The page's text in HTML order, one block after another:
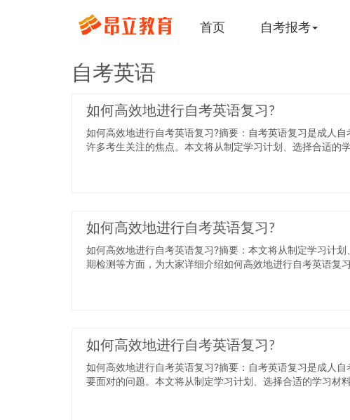
首页 自考报考
自考英语
如何高效地进行自考英语复习?
如何高效地进行自考英语复习?摘要：自考英语复习是成人
许多考生关注的焦点。本文将从制定学习计划、选择合适的
如何高效地进行自考英语复习?
如何高效地进行自考英语复习?摘要：本文将从制定学习计
期检测等方面，为大家详细介绍如何高效地进行自考英语复
如何高效地进行自考英语复习?
如何高效地进行自考英语复习?摘要：自考英语复习是成人
要面对的问题。本文将从制定学习计划、选择合适的学习材